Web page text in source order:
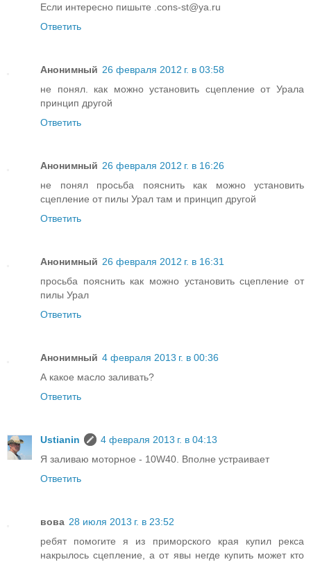
Если интересно пишыте .cons-st@ya.ru
Ответить
Анонимный 26 февраля 2012 г. в 03:58
не понял. как можно установить сцепление от Урала
принцип другой
Ответить
Анонимный 26 февраля 2012 г. в 16:26
не понял просьба пояснить как можно установить
сцепление от пилы Урал там и принцип другой
Ответить
Анонимный 26 февраля 2012 г. в 16:31
просьба пояснить как можно установить сцепление от
пилы Урал
Ответить
Анонимный 4 февраля 2013 г. в 00:36
А какое масло заливать?
Ответить
Ustianin
4 февраля 2013 г. в 04:13
Я заливаю моторное - 10W40. Вполне устраивает
Ответить
вова 28 июля 2013 г. в 23:52
ребят помогите я из приморского края купил рекса
накрылось сцепление, а от явы негде купить может кто